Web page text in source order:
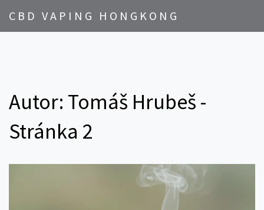
CBD VAPING HONGKONG
Autor: Tomáš Hrubeš -
Stránka 2